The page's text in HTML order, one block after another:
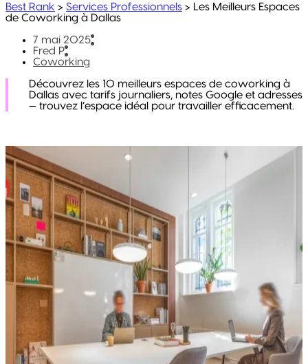
Best Rank > Services Professionnels > Les Meilleurs Espaces
de Coworking à Dallas
7 mai 2025
Fred P
Coworking
Découvrez les 10 meilleurs espaces de coworking à
Dallas avec tarifs journaliers, notes Google et adresses
— trouvez l’espace idéal pour travailler efficacement.